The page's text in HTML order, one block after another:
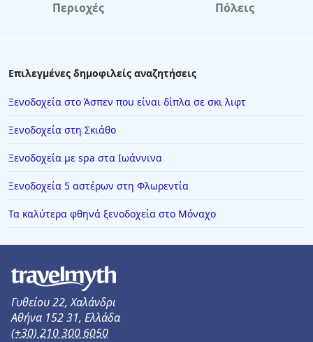
Περιοχές Πόλεις
Επιλεγμένες δημοφιλείς αναζητήσεις
Ξενοδοχεία στο Άσπεν που είναι δίπλα σε σκι λιφτ
Ξενοδοχεία στη Σκιάθο
Ξενοδοχεία με spa στα Ιωάννινα
Ξενοδοχεία 5 αστέρων στη Φλωρεντία
Τα καλύτερα φθηνά ξενοδοχεία στο Μόναχο
Γυθείου 22, Χαλάνδρι
Αθήνα 152 31, Ελλάδα
(+30) 210 300 6050